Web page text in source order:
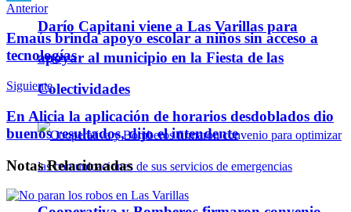
Darío Capitani viene a Las Varillas para
apoyar al municipio en la Fiesta de las
Colectividades
Telegram
Anterior
Emaús brinda apoyo escolar a niños sin acceso a
tecnologías
Siguiente
En Alicia la aplicación de horarios desdoblados dio
buenos resultados, dijo el intendente
NotasRelacionadas